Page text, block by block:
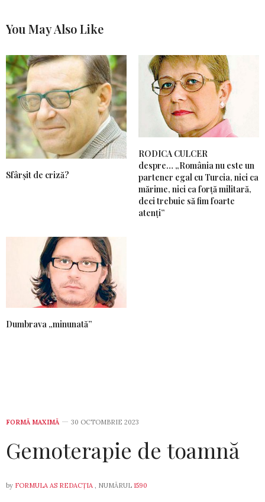
You May Also Like
Sfârșit de criză?
RODICA CULCER
despre… „România nu este un
partener egal cu Turcia, nici ca
mărime, nici ca forță militară,
deci trebuie să fim foarte
atenți”
Dumbrava „minunată”
FORMĂ MAXIMĂ 30 OCTOMBRIE 2023
Gemoterapie de toamnă
by FORMULA AS REDACȚIA , NUMĂRUL 1590